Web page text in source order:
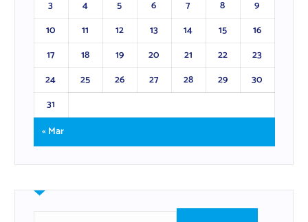
3
4 5 6 7 8
9
10
11 12 13 14 15
16
17
18 19 20 21 22
23
24
25 26 27 28 29
30
31
« Mar